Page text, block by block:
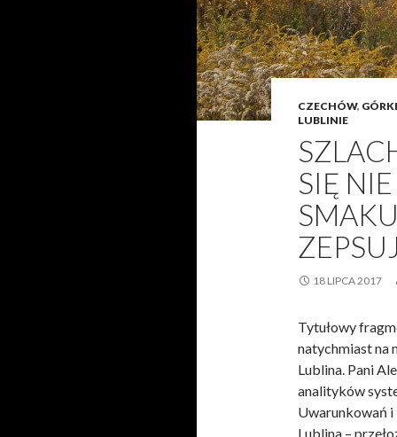
CZECHÓW,
LUBLINIE
SIĘ
18 LIPCA 2017
Tytułowy
natychmiast na
Lublina. Pani
analityków
Uwarunkowań
Lublina –